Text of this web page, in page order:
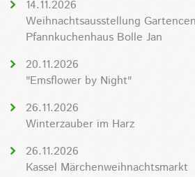
14.11.2026
Weihnachtsausstellung
Pfannkuchenhaus Bolle Jan
20.11.2026
"Emsflower by Night"
26.11.2026
Winterzauber im Harz
26.11.2026
Kassel Märchenweihnachtsmarkt